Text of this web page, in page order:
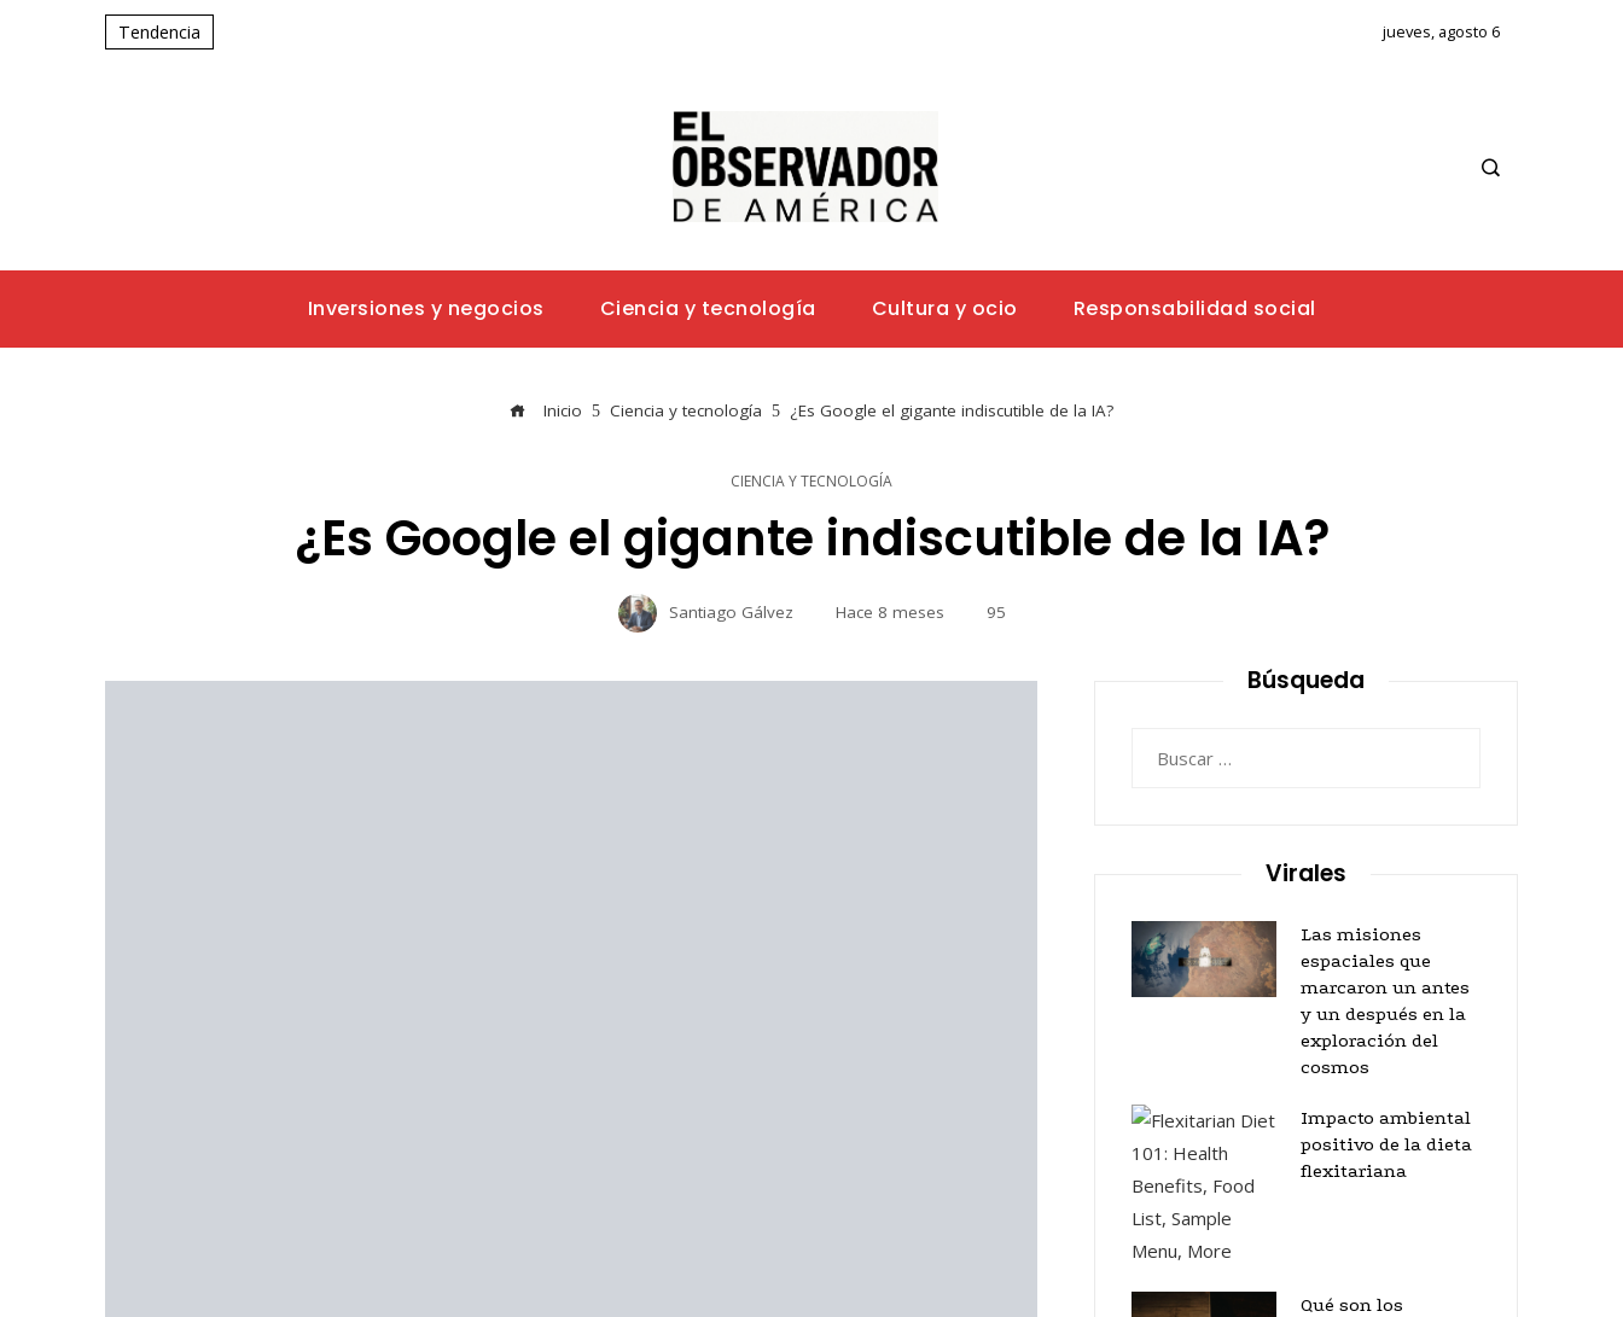
Tendencia jueves, agosto 6
Inversiones y negocios Ciencia y tecnología Cultura y ocio Responsabilidad social
Inicio Ciencia y tecnología ¿Es Google el gigante indiscutible de la IA?
CIENCIA Y TECNOLOGÍA
¿Es Google el gigante indiscutible de la IA?
Santiago Gálvez Hace 8 meses 95
Búsqueda
Virales
Las misiones
espaciales que
marcaron un antes
y un después en la
exploración del
cosmos
Impacto ambiental
positivo de la dieta
flexitariana
Qué son los